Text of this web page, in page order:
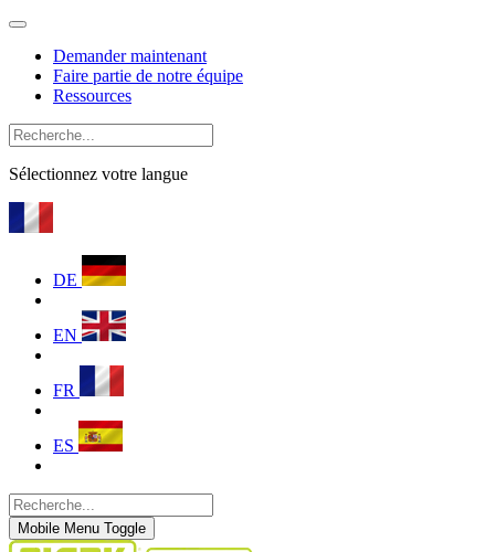
Demander maintenant
Faire partie de notre équipe
Ressources
Sélectionnez votre langue
DE
EN
FR
ES
Mobile Menu Toggle